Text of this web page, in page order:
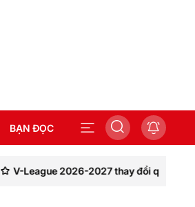
BẠN ĐỌC
2027 thay đổi quy định sử dụng ngoại